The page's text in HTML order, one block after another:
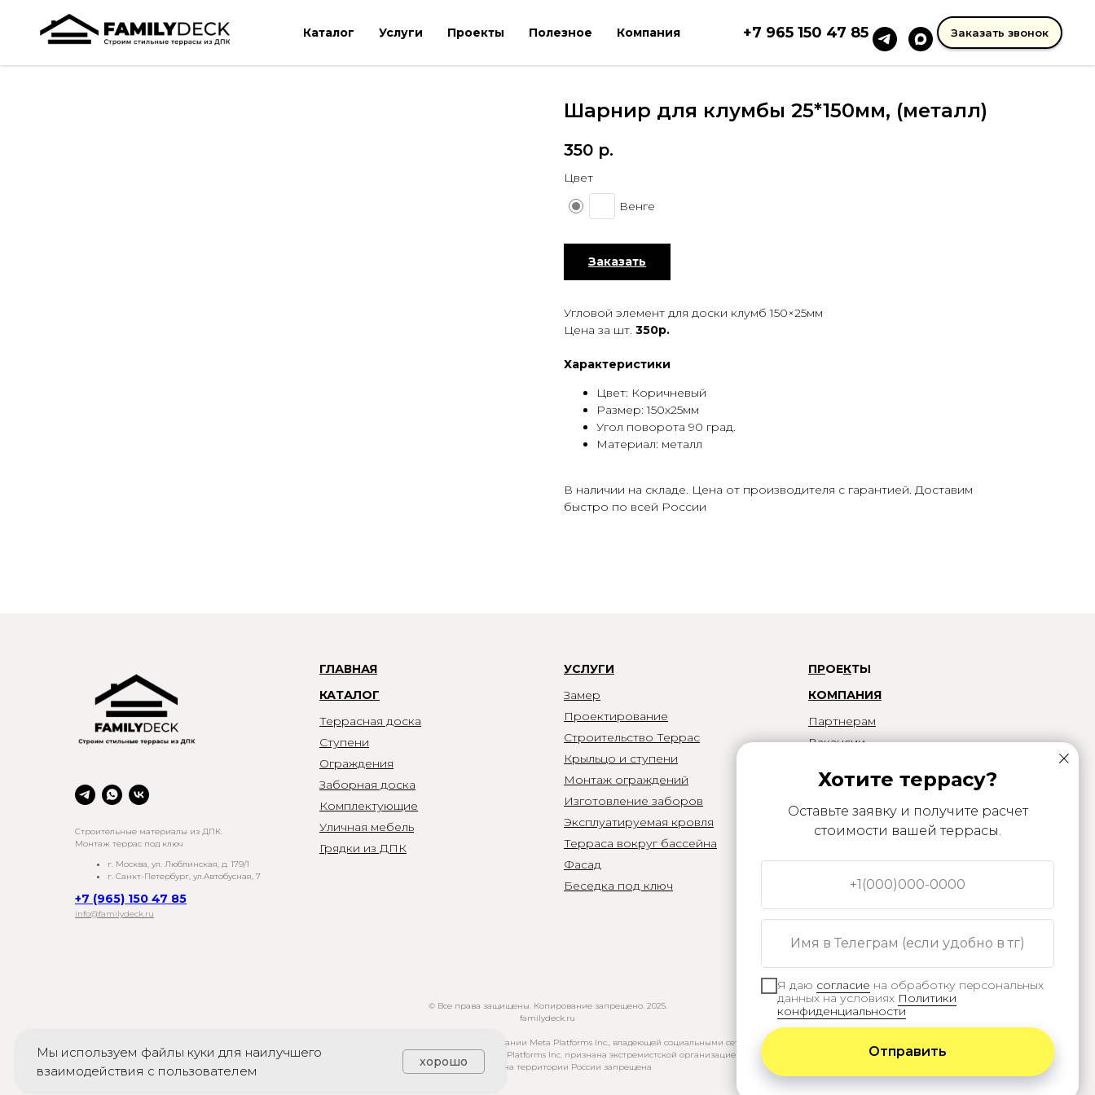
Каталог Услуги Проекты Полезное Компания +7 965 150 47 85 Заказать звонок
Шарнир для клумбы 25*150мм, (металл)
350 р.
Цвет
Венге
Заказать
Угловой элемент для доски клумб 150×25мм
Цена за шт. 350р.
Характеристики
Цвет: Коричневый
Размер: 150х25мм
Угол поворота 90 град.
Материал: металл
В наличии на складе. Цена от производителя c гарантией. Доставим
быстро по всей России
Хотите террасу?
Оставьте заявку и получите расчет
стоимости вашей террасы.
+1(000)000-0000
Имя в Телеграм (если удобно в тг)
Я даю согласие на обработку персональных
данных на условиях Политики
конфиденциальности
Отправить
Строительные материалы из ДПК.
Монтаж террас под ключ
г. Москва, ул. Люблинская, д. 179/1
г. Санкт-Петербург, ул.Автобусная, 7
+7 (965) 150 47 85
info@familydeck.ru
ГЛАВНАЯ
КАТАЛОГ
Террасная доска
Ступени
Ограждения
Заборная доска
Комплектующие
Уличная мебель
Грядки из ДПК
УСЛУГИ
Замер
Проектирование
Строительство Террас
Крыльцо и ступени
Монтаж ограждений
Изготовление заборов
Эксплуатируемая кровля
Терраса вокруг бассейна
Фасад
Беседка под ключ
ПРОЕКТЫ
КОМПАНИЯ
Партнерам
Вакансии
информация
.
ПОЛЕЗНОЕ
Калькулятор
Статьи\Блог
© Все права защищены. Копирование запрещено. 2025.
familydeck.ru
на сайте возможно упоминание компании Meta Platforms Inc., владеющей социальными сетями
Facebook и Instagram. Компания Meta Platforms Inc. признана экстремистской организацией, ее
деятельность на территории России запрещена
Мы используем файлы куки для наилучшего
взаимодействия с пользователем
хорошо